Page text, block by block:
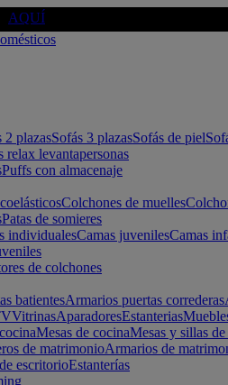
AQUÍ
2 plazasSofás 3 plazasSofás de piel
relax levantapersonas
Puffs con almacenaje
Colchones de muelles
Patas de somieres
individualesCamas juvenilesCamas
de colchones
batientesArmarios puertas correderas
VitrinasAparadoresEstanterias
Mesas de cocinaMesas y sillas
de matrimonioArmarios de
escritorioEstanterías